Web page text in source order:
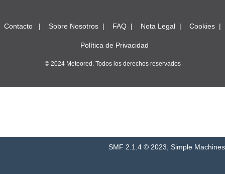
Contacto Sobre Nosotros FAQ Nota Legal Cookies
Política de Privacidad
© 2024 Meteored. Todos los derechos reservados
SMF 2.1.4 © 2023 Simple Machines